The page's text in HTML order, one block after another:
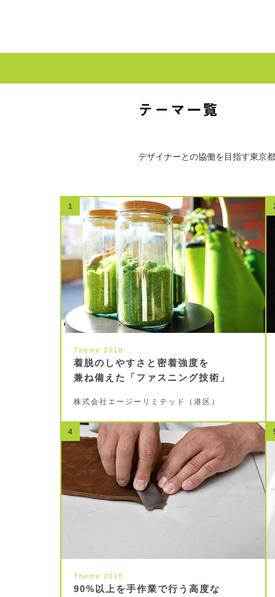
デザイナーとの協働を目指す東京
1
Theme 2018
着脱のしやすさと密着強度を
兼ね備えた「ファスニング技術」
株式会社エージーリミテッド（港区）
4
Theme 2018
90%以上を手作業で行う高度な